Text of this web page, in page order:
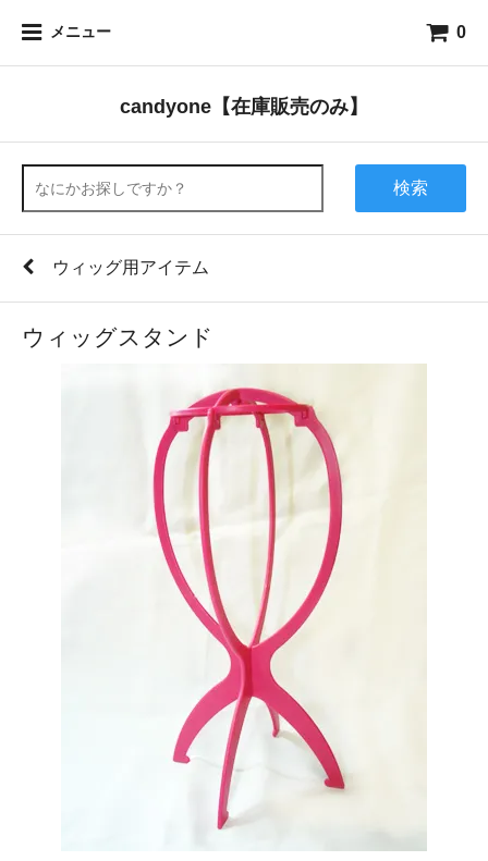
メニュー 0
candyone【在庫販売のみ】
検索
ウィッグ用アイテム
ウィッグスタンド